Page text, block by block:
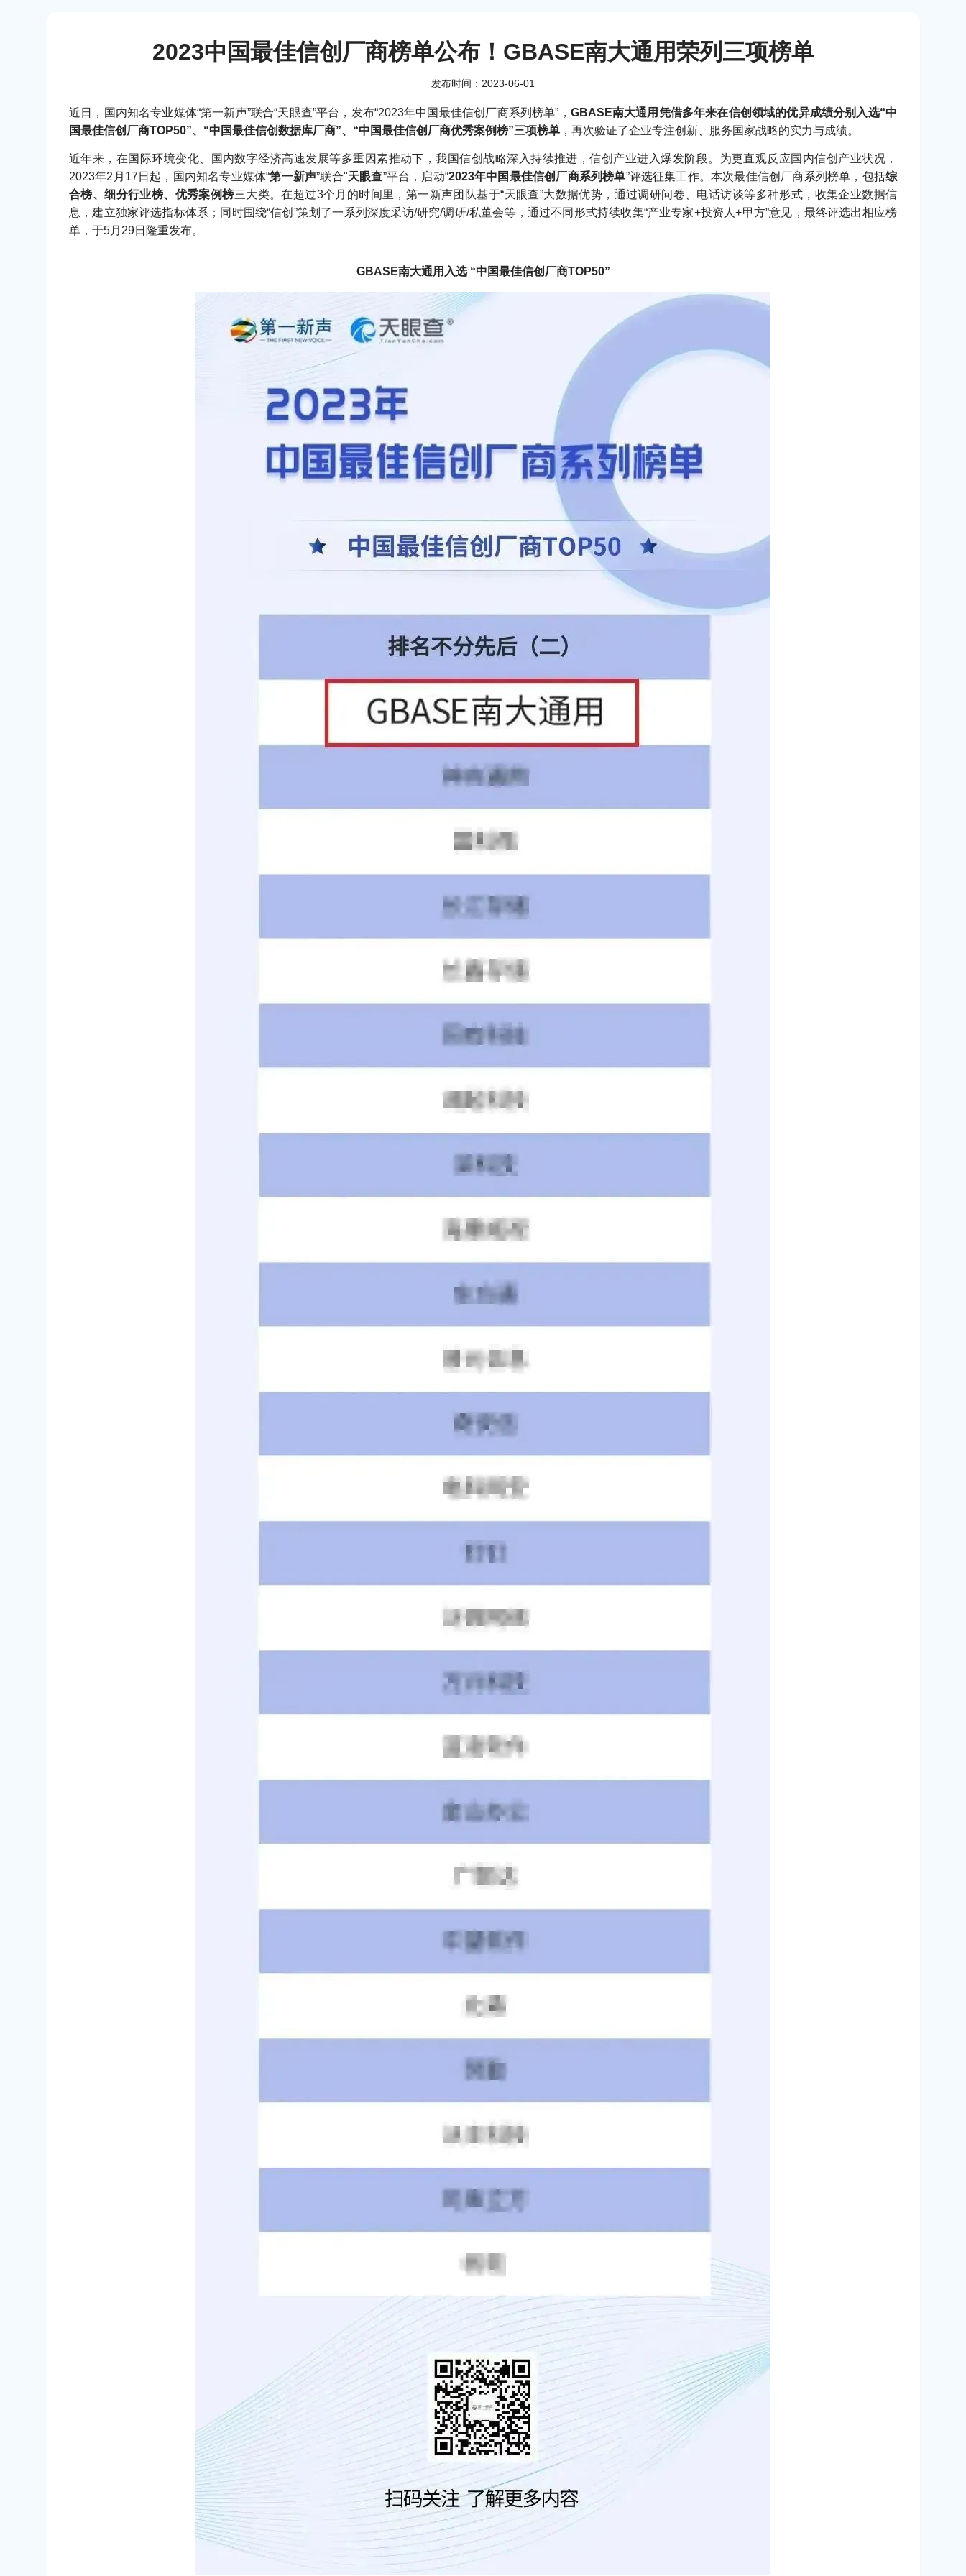
2023中国最佳信创厂商榜单公布！GBASE南大通用荣列三项榜单
发布时间：2023-06-01
近日，国内知名专业媒体“第一新声”联合“天眼查”平台，发布“2023年中国最佳信创厂商系列榜单”， GBASE南大通用凭借多年来在信创领域的优异成绩分别入选“中
国最佳信创厂商TOP50”、“中国最佳信创数据库厂商”、“中国最佳信创厂商优秀案例榜”三项榜单 ，再次验证了企业专注创新、服务国家战略的实力与成绩。
近年来，在国际环境变化、国内数字经济高速发展等多重因素推动下，我国信创战略深入持续推进，信创产业进入爆发阶段。为更直观反应国内信创产业状况，
2023年2月17日起，国内知名专业媒体“第一新声”联合"天眼查”平台，启动“2023年中国最佳信创厂商系列榜单”评选征集工作。本次最佳信创厂商系列榜单，包括综
合榜、细分行业榜、优秀案例榜三大类。在超过3个月的时间里，第一新声团队基于“天眼查”大数据优势，通过调研问卷、电话访谈等多种形式，收集企业数据信
息，建立独家评选指标体系；同时围绕“信创”策划了一系列深度采访/研究/调研/私董会等，通过不同形式持续收集“产业专家+投资人+甲方”意见，最终评选出相应榜
单，于5月29日隆重发布。
GBASE南大通用入选 “中国最佳信创厂商TOP50”